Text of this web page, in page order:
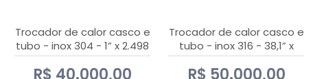
Trocador de calor casco e
tubo - inox 304 - 1” x 2.498
mm
R$ 40.000,00
Trocador de calor casco e
tubo - inox 316 - 38,1” x
2.030 mm
R$ 50.000,00